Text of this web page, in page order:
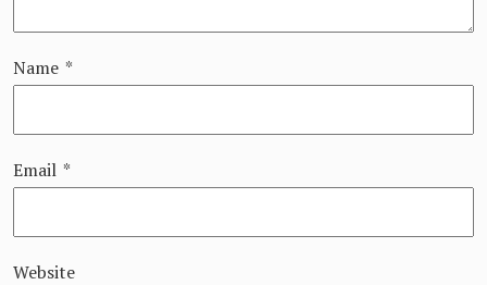
Name *
Email *
Website